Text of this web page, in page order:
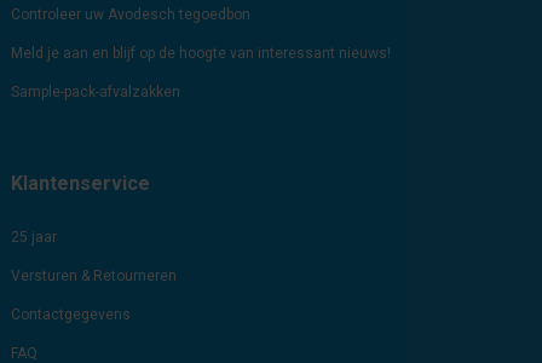
Controleer uw Avodesch tegoedbon
Meld je aan en blijf op de hoogte van interessant nieuws!
Sample-pack-afvalzakken
Klantenservice
25 jaar
Versturen & Retourneren
Contactgegevens
FAQ